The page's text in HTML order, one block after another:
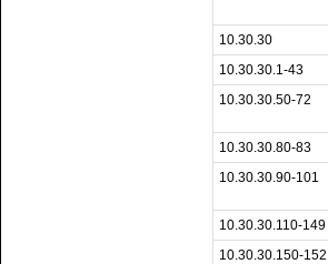
10.30.30
10.30.30.1-43
10.30.30.50-72
10.30.30.80-83
10.30.30.90-101
10.30.30.110-149
10.30.30.150-152